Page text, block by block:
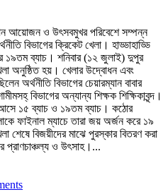
আয়োজন ও উৎসবমুখর পরিবেশে সম্পন্ন
বিভাগের ক্রিকেট খেলা। হাড্ডাহাড্ডি
১৯তম ব্যাচ। শনিবার (১২ জুলাই) দুপুর
অনুষ্ঠিত হয়। খেলার উদ্বোধন এবং
অর্থনীতি বিভাগের চেয়ারম্যান বাবার
বিভাগের অন্যান্য শিক্ষক শিক্ষিকাবৃন্দ।
আসে ১৫ ব্যাচ ও ১৯তম ব্যাচ। কঠোর
ফাইনাল ম্যাচে তারা জয় অর্জন করে ১৯
শেষে বিজয়ীদের মাঝে পুরস্কার বিতরণ করা
প্রাণচাঞ্চল্য ও উৎসাহ।...